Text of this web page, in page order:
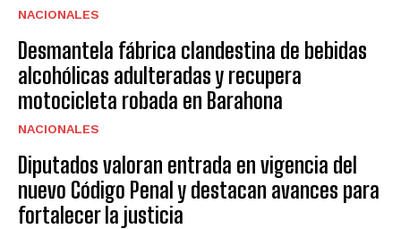
NACIONALES
Desmantela fábrica clandestina de bebidas
alcohólicas adulteradas y recupera
motocicleta robada en Barahona
NACIONALES
Diputados valoran entrada en vigencia del
nuevo Código Penal y destacan avances para
fortalecer la justicia